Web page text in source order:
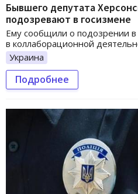
Бывшего депутата
подозревают в госизмене
Ему сообщили о подозрении
в коллаборационной
Украина
Подробнее